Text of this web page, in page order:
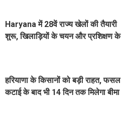
Haryana में 28वें राज्य खेलों की तैयारी
शुरू, खिलाड़ियों के चयन और प्रशिक्षण के
हरियाणा के किसानों को बड़ी राहत, फसल
कटाई के बाद भी 14 दिन तक मिलेगा बीमा